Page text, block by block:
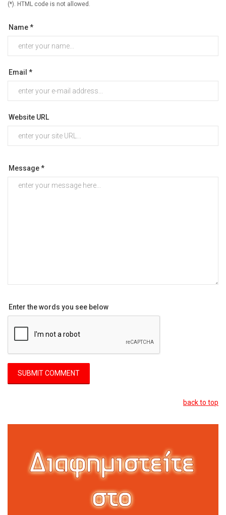
(*). HTML code is not allowed.
Name *
Email *
Website URL
Message *
Enter the words you see below
back to top